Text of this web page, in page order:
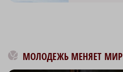
МОЛОДЕЖЬ МЕНЯЕТ МИР